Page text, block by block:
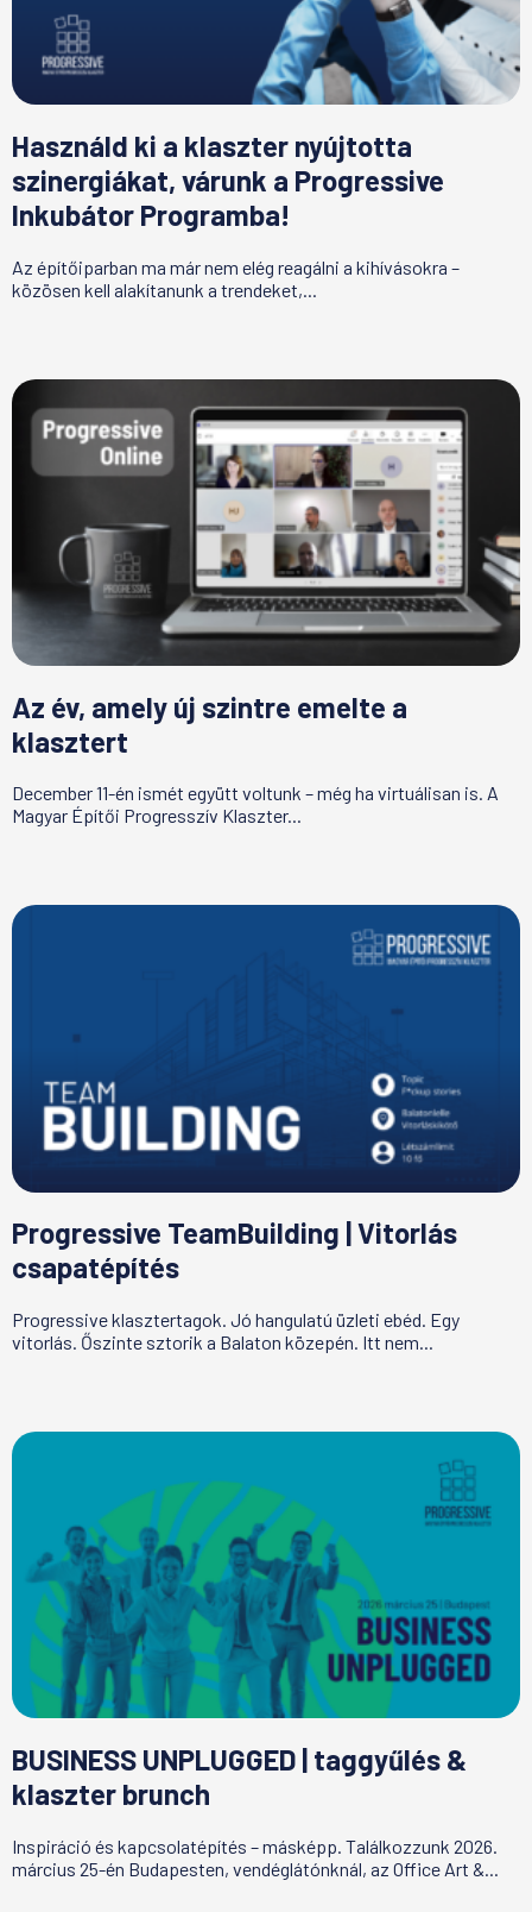
Használd ki a klaszter nyújtotta
szinergiákat, várunk a Progressive
Inkubátor Programba!
Az építőiparban ma már nem elég reagálni a kihívásokra –
közösen kell alakítanunk a trendeket,...
Az év, amely új szintre emelte a
klasztert
December 11-én ismét együtt voltunk – még ha virtuálisan is. A
Magyar Építői Progresszív Klaszter...
Progressive TeamBuilding | Vitorlás
csapatépítés
Progressive klasztertagok. Jó hangulatú üzleti ebéd. Egy
vitorlás. Őszinte sztorik a Balaton közepén. Itt nem...
BUSINESS UNPLUGGED | taggyűlés &
klaszter brunch
Inspiráció és kapcsolatépítés – másképp. Találkozzunk 2026.
március 25-én Budapesten, vendéglátónknál, az Office Art &...